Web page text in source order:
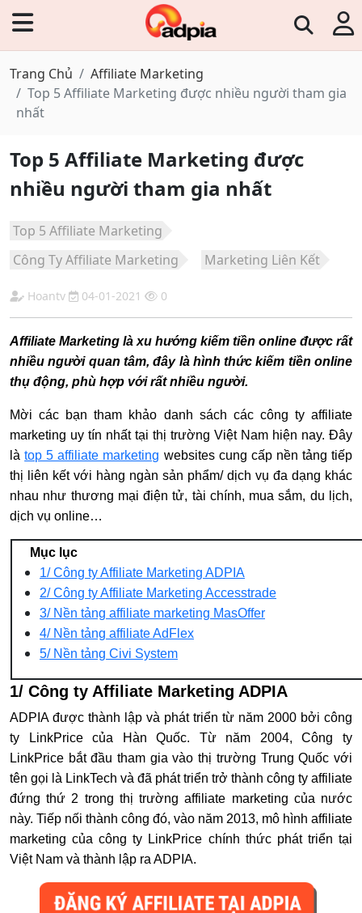
Trang Chủ
Affiliate Marketing
Top 5 Affiliate Marketing được nhiều người tham gia
nhất
Top 5 Affiliate Marketing được
nhiều người tham gia nhất
Top 5 Affiliate Marketing
Công Ty Affiliate Marketing
Marketing Liên Kết
Hoantv 04-01-2021 0
Affiliate Marketing là xu hướng kiếm tiền online được rất
nhiều người quan tâm, đây là hình thức kiếm tiền online
thụ động, phù hợp với rất nhiều người.
Mời các bạn tham khảo danh sách các công ty affiliate
marketing uy tín nhất tại thị trường Việt Nam hiện nay. Đây
làtop 5 affiliate marketing websites cung cấp nền tảng tiếp
thị liên kết với hàng ngàn sản phẩm/ dịch vụ đa dạng khác
nhau như thương mại điện tử, tài chính, mua sắm, du lịch,
dịch vụ online…
Mục lục
1/ Công ty Affiliate Marketing ADPIA
2/ Công ty Affiliate Marketing Accesstrade
3/ Nền tảng affiliate marketing MasOffer
4/ Nền tảng affiliate AdFlex
5/ Nền tảng Civi System
1/ Công ty Affiliate Marketing ADPIA
ADPIA được thành lập và phát triển từ năm 2000 bởi công
ty LinkPrice của Hàn Quốc. Từ năm 2004, Công ty
LinkPrice bắt đầu tham gia vào thị trường Trung Quốc với
tên gọi là LinkTech và đã phát triển trở thành công ty affiliate
đứng thứ 2 trong thị trường affiliate marketing của nước
này. Tiếp nối thành công đó, vào năm 2013, mô hình affiliate
marketing của công ty LinkPrice chính thức phát triển tại
Việt Nam và thành lập ra ADPIA.